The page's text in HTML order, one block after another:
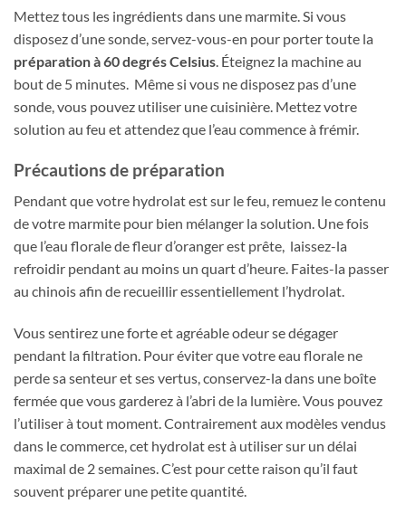
Mettez tous les ingrédients dans une marmite. Si vous
disposez d’une sonde, servez-vous-en pour porter toute la
préparation à 60 degrés Celsius . Éteignez la machine au
bout de 5 minutes. Même si vous ne disposez pas d’une
sonde, vous pouvez utiliser une cuisinière. Mettez votre
solution au feu et attendez que l’eau commence à frémir.
Précautions de préparation
Pendant que votre hydrolat est sur le feu, remuez le contenu
de votre marmite pour bien mélanger la solution. Une fois
que l’eau florale de fleur d’oranger est prête, laissez-la
refroidir pendant au moins un quart d’heure. Faites-la passer
au chinois afin de recueillir essentiellement l’hydrolat.
Vous sentirez une forte et agréable odeur se dégager
pendant la filtration. Pour éviter que votre eau florale ne
perde sa senteur et ses vertus, conservez-la dans une boîte
fermée que vous garderez à l’abri de la lumière. Vous pouvez
l’utiliser à tout moment. Contrairement aux modèles vendus
dans le commerce, cet hydrolat est à utiliser sur un délai
maximal de 2 semaines. C’est pour cette raison qu’il faut
souvent préparer une petite quantité.